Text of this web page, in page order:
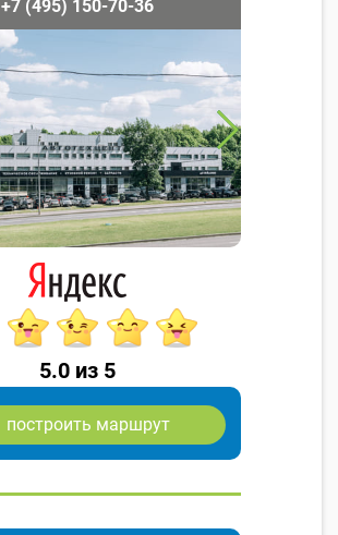
+7 (495) 150-70-36
5.0 из 5
построить маршрут